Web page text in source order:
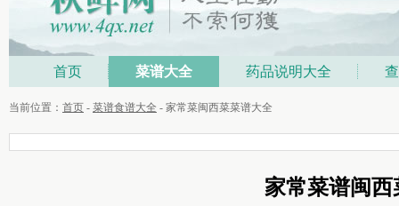
首页 菜谱大全 药品说明大全
当前位置： 首页 - 菜谱食谱大全 - 家常菜闽西菜菜谱大全
家常菜谱闽西